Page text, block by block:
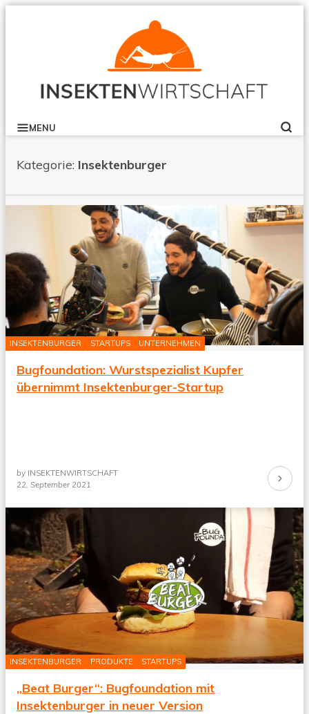
INSEKTENWIRTSCHAFT
MENU
Kategorie: Insektenburger
INSEKTENBURGER STARTUPS UNTERNEHMEN
Bugfoundation: Wurstspezialist Kupfer
übernimmt Insektenburger-Startup
by INSEKTENWIRTSCHAFT
22. September 2021
Continue
INSEKTENBURGER PRODUKTE STARTUPS
„Beat Burger“: Bugfoundation mit
Insektenburger in neuer Version